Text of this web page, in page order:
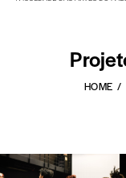
HOME